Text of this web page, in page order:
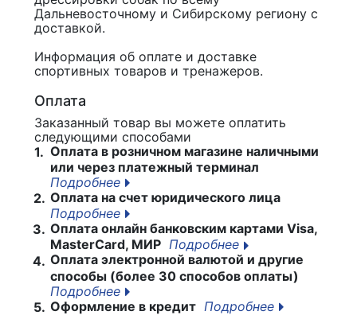
Дальневосточному и Сибирскому региону с
доставкой.
Информация об оплате и доставке
спортивных товаров и тренажеров.
Оплата
Заказанный товар вы можете оплатить
следующими способами
1. Оплата в розничном магазине наличными
или через платежный терминал
Подробнее
2. Оплата на счет юридического лица
Подробнее
3. Оплата онлайн банковским картами Visa,
MasterCard, МИР Подробнее
4. Оплата электронной валютой и другие
способы (более 30 способов оплаты)
Подробнее
5. Оформление в кредит Подробнее